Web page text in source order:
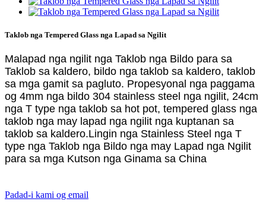
Taklob nga Tempered Glass nga Lapad sa Ngilit
Malapad nga ngilit nga Taklob nga Bildo para sa
Taklob sa kaldero, bildo nga taklob sa kaldero, taklob
sa mga gamit sa pagluto. Propesyonal nga paggama
og 4mm nga bildo 304 stainless steel nga ngilit, 24cm
nga T type nga taklob sa hot pot, tempered glass nga
taklob nga may lapad nga ngilit nga kuptanan sa
taklob sa kaldero.Lingin nga Stainless Steel nga T
type nga Taklob nga Bildo nga may Lapad nga Ngilit
para sa mga Kutson nga Ginama sa China
Padad-i kami og email